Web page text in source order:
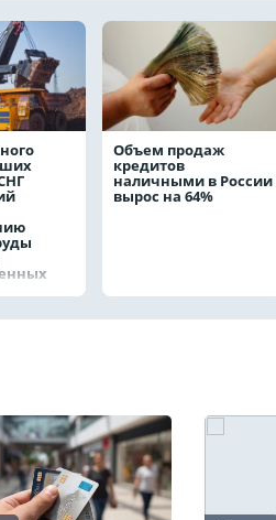
Объем продаж
кредитов
наличными в России
вырос на 64%